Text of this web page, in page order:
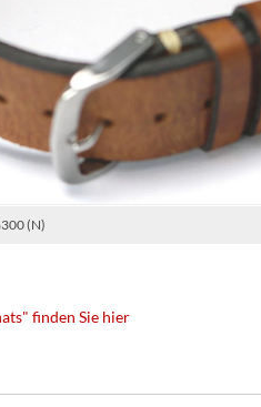
(N)
finden Sie hier